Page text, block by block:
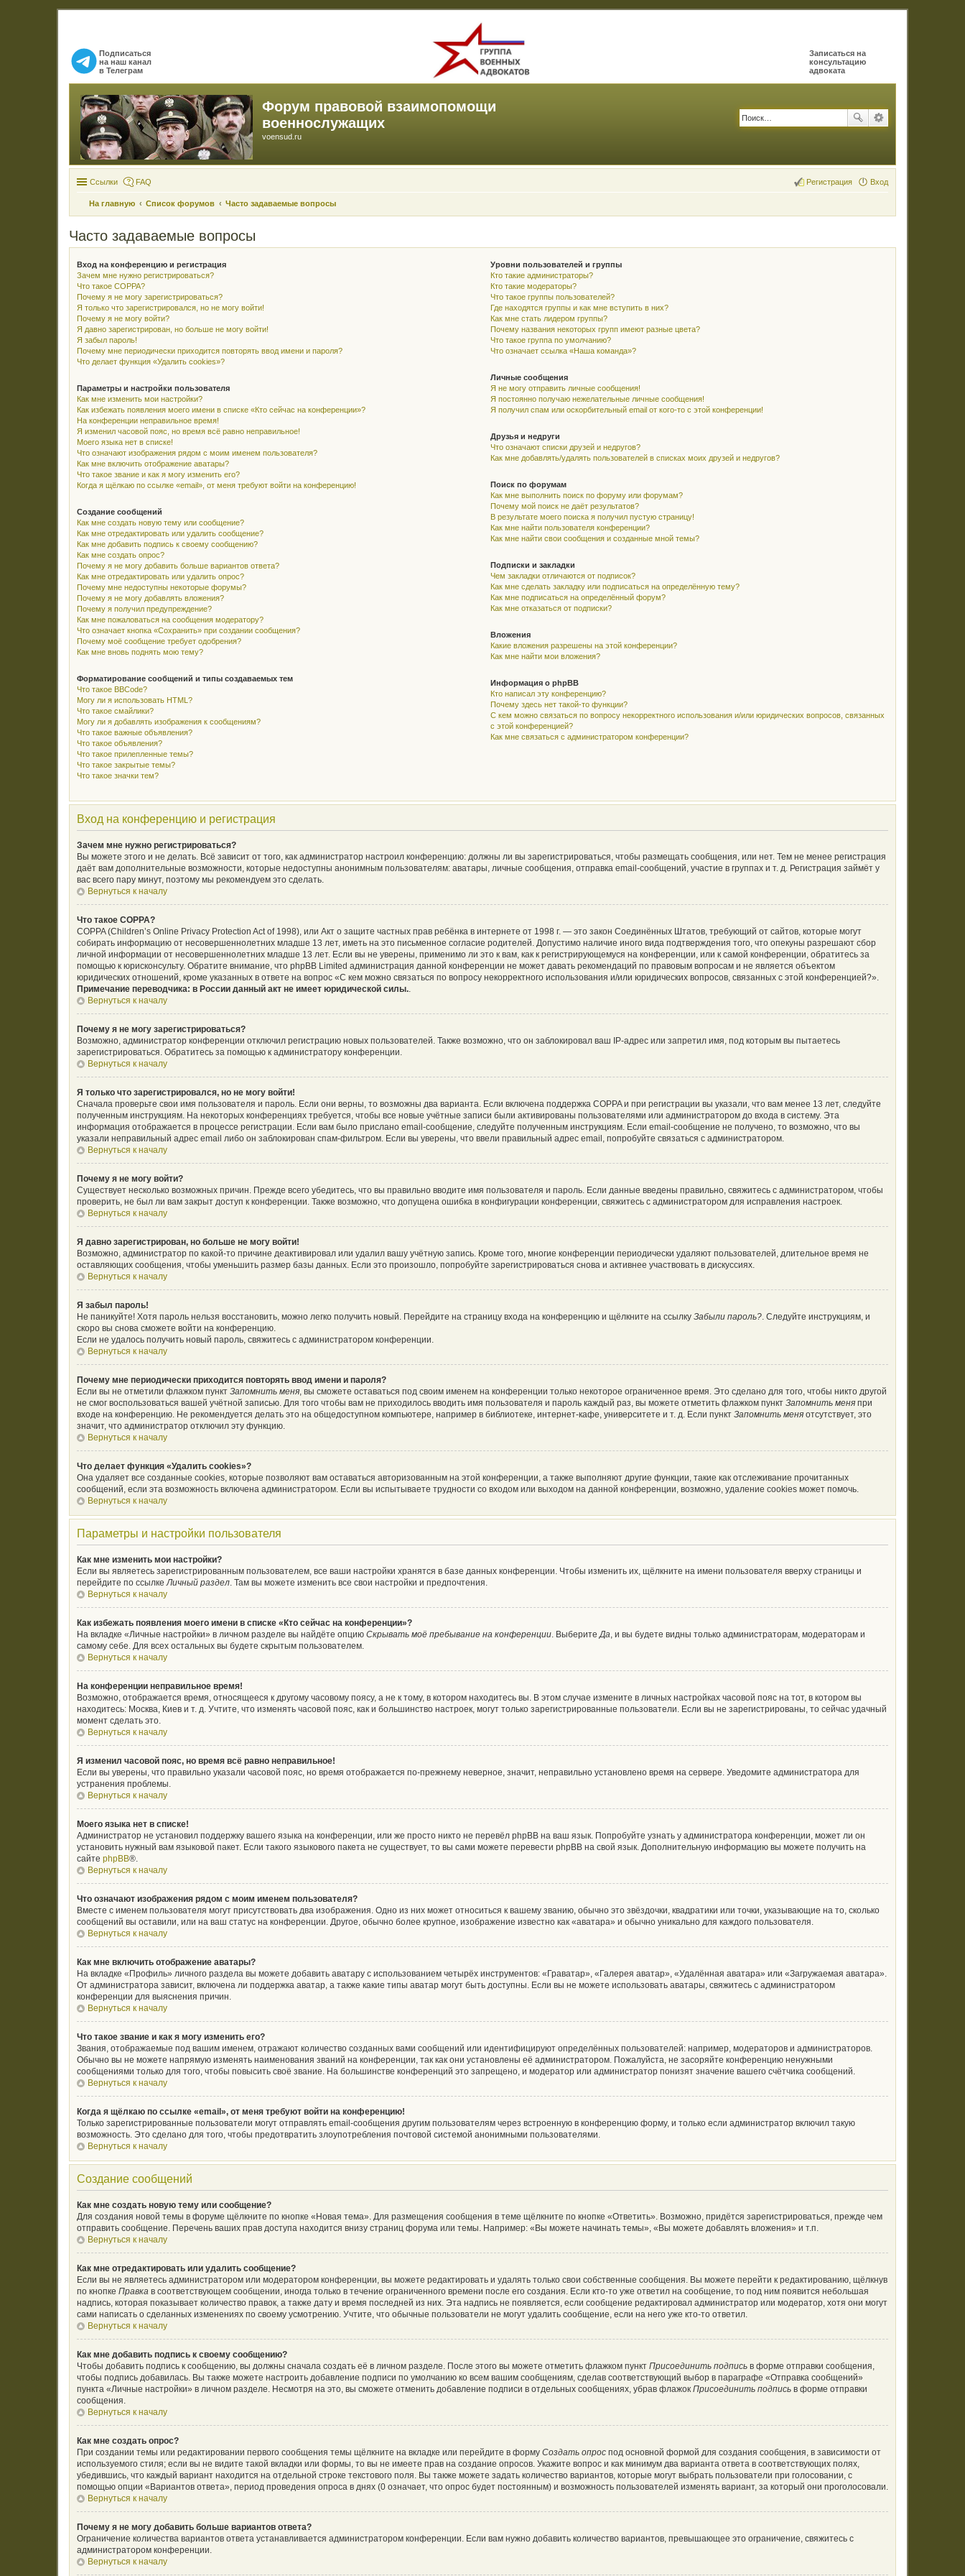
Подписаться
на наш канал
в Телеграм
Записаться на
консультацию
адвоката
Форум правовой взаимопомощи
военнослужащих
voensud.ru
Ссылки FAQ Вход
Регистрация
На главную Список форумов Часто задаваемые вопросы
Часто задаваемые вопросы
Вход на конференцию и регистрация
Зачем мне нужно регистрироваться?
Что такое COPPA?
Почему я не могу зарегистрироваться?
Я только что зарегистрировался, но не могу войти!
Почему я не могу войти?
Я давно зарегистрирован, но больше не могу войти!
Я забыл пароль!
Почему мне периодически приходится повторять ввод имени и пароля?
Что делает функция «Удалить cookies»?
Параметры и настройки пользователя
Как мне изменить мои настройки?
Как избежать появления моего имени в списке «Кто сейчас на конференции»?
На конференции неправильное время!
Я изменил часовой пояс, но время всё равно неправильное!
Моего языка нет в списке!
Что означают изображения рядом с моим именем пользователя?
Как мне включить отображение аватары?
Что такое звание и как я могу изменить его?
Когда я щёлкаю по ссылке «email», от меня требуют войти на конференцию!
Создание сообщений
Как мне создать новую тему или сообщение?
Как мне отредактировать или удалить сообщение?
Как мне добавить подпись к своему сообщению?
Как мне создать опрос?
Почему я не могу добавить больше вариантов ответа?
Как мне отредактировать или удалить опрос?
Почему мне недоступны некоторые форумы?
Почему я не могу добавлять вложения?
Почему я получил предупреждение?
Как мне пожаловаться на сообщения модератору?
Что означает кнопка «Сохранить» при создании сообщения?
Почему моё сообщение требует одобрения?
Как мне вновь поднять мою тему?
Форматирование сообщений и типы создаваемых тем
Что такое BBCode?
Могу ли я использовать HTML?
Что такое смайлики?
Могу ли я добавлять изображения к сообщениям?
Что такое важные объявления?
Что такое объявления?
Что такое прилепленные темы?
Что такое закрытые темы?
Что такое значки тем?
Уровни пользователей и группы
Кто такие администраторы?
Кто такие модераторы?
Что такое группы пользователей?
Где находятся группы и как мне вступить в них?
Как мне стать лидером группы?
Почему названия некоторых групп имеют разные цвета?
Что такое группа по умолчанию?
Что означает ссылка «Наша команда»?
Личные сообщения
Я не могу отправить личные сообщения!
Я постоянно получаю нежелательные личные сообщения!
Я получил спам или оскорбительный email от кого-то с этой конференции!
Друзья и недруги
Что означают списки друзей и недругов?
Как мне добавлять/удалять пользователей в списках моих друзей и недругов?
Поиск по форумам
Как мне выполнить поиск по форуму или форумам?
Почему мой поиск не даёт результатов?
В результате моего поиска я получил пустую страницу!
Как мне найти пользователя конференции?
Как мне найти свои сообщения и созданные мной темы?
Подписки и закладки
Чем закладки отличаются от подписок?
Как мне сделать закладку или подписаться на определённую тему?
Как мне подписаться на определённый форум?
Как мне отказаться от подписки?
Вложения
Какие вложения разрешены на этой конференции?
Как мне найти мои вложения?
Информация о phpBB
Кто написал эту конференцию?
Почему здесь нет такой-то функции?
С кем можно связаться по вопросу некорректного использования и/или юридических вопросов, связанных
с этой конференцией?
Как мне связаться с администратором конференции?
Вход на конференцию и регистрация
Зачем мне нужно регистрироваться?
Вы можете этого и не делать. Всё зависит от того, как администратор настроил конференцию: должны ли вы зарегистрироваться, чтобы размещать сообщения, или нет. Тем не менее регистрация
даёт вам дополнительные возможности, которые недоступны анонимным пользователям: аватары, личные сообщения, отправка email-сообщений, участие в группах и т. д. Регистрация займёт у
вас всего пару минут, поэтому мы рекомендуем это сделать.
Вернуться к началу
Что такое COPPA?
COPPA (Children’s Online Privacy Protection Act of 1998), или Акт о защите частных прав ребёнка в интернете от 1998 г. — это закон Соединённых Штатов, требующий от сайтов, которые могут
собирать информацию от несовершеннолетних младше 13 лет, иметь на это письменное согласие родителей. Допустимо наличие иного вида подтверждения того, что опекуны разрешают сбор
личной информации от несовершеннолетних младше 13 лет. Если вы не уверены, применимо ли это к вам, как к регистрирующемуся на конференции, или к самой конференции, обратитесь за
помощью к юрисконсульту. Обратите внимание, что phpBB Limited администрация данной конференции не может давать рекомендаций по правовым вопросам и не является объектом
юридических отношений, кроме указанных в ответе на вопрос «С кем можно связаться по вопросу некорректного использования и/или юридических вопросов, связанных с этой конференцией?».
Примечание переводчика: в России данный акт не имеет юридической силы..
Вернуться к началу
Почему я не могу зарегистрироваться?
Возможно, администратор конференции отключил регистрацию новых пользователей. Также возможно, что он заблокировал ваш IP-адрес или запретил имя, под которым вы пытаетесь
зарегистрироваться. Обратитесь за помощью к администратору конференции.
Вернуться к началу
Я только что зарегистрировался, но не могу войти!
Сначала проверьте свои имя пользователя и пароль. Если они верны, то возможны два варианта. Если включена поддержка COPPA и при регистрации вы указали, что вам менее 13 лет, следуйте
полученным инструкциям. На некоторых конференциях требуется, чтобы все новые учётные записи были активированы пользователями или администратором до входа в систему. Эта
информация отображается в процессе регистрации. Если вам было прислано email-сообщение, следуйте полученным инструкциям. Если email-сообщение не получено, то возможно, что вы
указали неправильный адрес email либо он заблокирован спам-фильтром. Если вы уверены, что ввели правильный адрес email, попробуйте связаться с администратором.
Вернуться к началу
Почему я не могу войти?
Существует несколько возможных причин. Прежде всего убедитесь, что вы правильно вводите имя пользователя и пароль. Если данные введены правильно, свяжитесь с администратором, чтобы
проверить, не был ли вам закрыт доступ к конференции. Также возможно, что допущена ошибка в конфигурации конференции, свяжитесь с администратором для исправления настроек.
Вернуться к началу
Я давно зарегистрирован, но больше не могу войти!
Возможно, администратор по какой-то причине деактивировал или удалил вашу учётную запись. Кроме того, многие конференции периодически удаляют пользователей, длительное время не
оставляющих сообщения, чтобы уменьшить размер базы данных. Если это произошло, попробуйте зарегистрироваться снова и активнее участвовать в дискуссиях.
Вернуться к началу
Я забыл пароль!
Не паникуйте! Хотя пароль нельзя восстановить, можно легко получить новый. Перейдите на страницу входа на конференцию и щёлкните на ссылку Забыли пароль?. Следуйте инструкциям, и
скоро вы снова сможете войти на конференцию.
Если не удалось получить новый пароль, свяжитесь с администратором конференции.
Вернуться к началу
Почему мне периодически приходится повторять ввод имени и пароля?
Если вы не отметили флажком пункт Запомнить меня, вы сможете оставаться под своим именем на конференции только некоторое ограниченное время. Это сделано для того, чтобы никто другой
не смог воспользоваться вашей учётной записью. Для того чтобы вам не приходилось вводить имя пользователя и пароль каждый раз, вы можете отметить флажком пункт Запомнить меня при
входе на конференцию. Не рекомендуется делать это на общедоступном компьютере, например в библиотеке, интернет-кафе, университете и т. д. Если пункт Запомнить меня отсутствует, это
значит, что администратор отключил эту функцию.
Вернуться к началу
Что делает функция «Удалить cookies»?
Она удаляет все созданные cookies, которые позволяют вам оставаться авторизованным на этой конференции, а также выполняют другие функции, такие как отслеживание прочитанных
сообщений, если эта возможность включена администратором. Если вы испытываете трудности со входом или выходом на данной конференции, возможно, удаление cookies может помочь.
Вернуться к началу
Параметры и настройки пользователя
Как мне изменить мои настройки?
Если вы являетесь зарегистрированным пользователем, все ваши настройки хранятся в базе данных конференции. Чтобы изменить их, щёлкните на имени пользователя вверху страницы и
перейдите по ссылкеЛичный раздел. Там вы можете изменить все свои настройки и предпочтения.
Вернуться к началу
Как избежать появления моего имени в списке «Кто сейчас на конференции»?
На вкладке «Личные настройки» в личном разделе вы найдёте опцию Скрывать моё пребывание на конференции. ВыберитеДа, и вы будете видны только администраторам, модераторам и
самому себе. Для всех остальных вы будете скрытым пользователем.
Вернуться к началу
На конференции неправильное время!
Возможно, отображается время, относящееся к другому часовому поясу, а не к тому, в котором находитесь вы. В этом случае измените в личных настройках часовой пояс на тот, в котором вы
находитесь: Москва, Киев и т. д. Учтите, что изменять часовой пояс, как и большинство настроек, могут только зарегистрированные пользователи. Если вы не зарегистрированы, то сейчас удачный
момент сделать это.
Вернуться к началу
Я изменил часовой пояс, но время всё равно неправильное!
Если вы уверены, что правильно указали часовой пояс, но время отображается по-прежнему неверное, значит, неправильно установлено время на сервере. Уведомите администратора для
устранения проблемы.
Вернуться к началу
Моего языка нет в списке!
Администратор не установил поддержку вашего языка на конференции, или же просто никто не перевёл phpBB на ваш язык. Попробуйте узнать у администратора конференции, может ли он
установить нужный вам языковой пакет. Если такого языкового пакета не существует, то вы сами можете перевести phpBB на свой язык. Дополнительную информацию вы можете получить на
сайте phpBB®.
Вернуться к началу
Что означают изображения рядом с моим именем пользователя?
Вместе с именем пользователя могут присутствовать два изображения. Одно из них может относиться к вашему званию, обычно это звёздочки, квадратики или точки, указывающие на то, сколько
сообщений вы оставили, или на ваш статус на конференции. Другое, обычно более крупное, изображение известно как «аватара» и обычно уникально для каждого пользователя.
Вернуться к началу
Как мне включить отображение аватары?
На вкладке «Профиль» личного раздела вы можете добавить аватару с использованием четырёх инструментов: «Граватар», «Галерея аватар», «Удалённая аватара» или «Загружаемая аватара».
От администратора зависит, включена ли поддержка аватар, а также какие типы аватар могут быть доступны. Если вы не можете использовать аватары, свяжитесь с администратором
конференции для выяснения причин.
Вернуться к началу
Что такое звание и как я могу изменить его?
Звания, отображаемые под вашим именем, отражают количество созданных вами сообщений или идентифицируют определённых пользователей: например, модераторов и администраторов.
Обычно вы не можете напрямую изменять наименования званий на конференции, так как они установлены её администратором. Пожалуйста, не засоряйте конференцию ненужными
сообщениями только для того, чтобы повысить своё звание. На большинстве конференций это запрещено, и модератор или администратор понизят значение вашего счётчика сообщений.
Вернуться к началу
Когда я щёлкаю по ссылке «email», от меня требуют войти на конференцию!
Только зарегистрированные пользователи могут отправлять email-сообщения другим пользователям через встроенную в конференцию форму, и только если администратор включил такую
возможность. Это сделано для того, чтобы предотвратить злоупотребления почтовой системой анонимными пользователями.
Вернуться к началу
Создание сообщений
Как мне создать новую тему или сообщение?
Для создания новой темы в форуме щёлкните по кнопке «Новая тема». Для размещения сообщения в теме щёлкните по кнопке «Ответить». Возможно, придётся зарегистрироваться, прежде чем
отправить сообщение. Перечень ваших прав доступа находится внизу страниц форума или темы. Например: «Вы можете начинать темы», «Вы можете добавлять вложения» и т.п.
Вернуться к началу
Как мне отредактировать или удалить сообщение?
Если вы не являетесь администратором или модератором конференции, вы можете редактировать и удалять только свои собственные сообщения. Вы можете перейти к редактированию, щёлкнув
по кнопке Правка в соответствующем сообщении, иногда только в течение ограниченного времени после его создания. Если кто-то уже ответил на сообщение, то под ним появится небольшая
надпись, которая показывает количество правок, а также дату и время последней из них. Эта надпись не появляется, если сообщение редактировал администратор или модератор, хотя они могут
сами написать о сделанных изменениях по своему усмотрению. Учтите, что обычные пользователи не могут удалить сообщение, если на него уже кто-то ответил.
Вернуться к началу
Как мне добавить подпись к своему сообщению?
Чтобы добавить подпись к сообщению, вы должны сначала создать её в личном разделе. После этого вы можете отметить флажком пункт Присоединить подпись в форме отправки сообщения,
чтобы подпись добавилась. Вы также можете настроить добавление подписи по умолчанию ко всем вашим сообщениям, сделав соответствующий выбор в параграфе «Отправка сообщений»
пункта «Личные настройки» в личном разделе. Несмотря на это, вы сможете отменить добавление подписи в отдельных сообщениях, убрав флажок Присоединить подпись в форме отправки
сообщения.
Вернуться к началу
Как мне создать опрос?
При создании темы или редактировании первого сообщения темы щёлкните на вкладке или перейдите в форму Создать опрос под основной формой для создания сообщения, в зависимости от
используемого стиля; если вы не видите такой вкладки или формы, то вы не имеете прав на создание опросов. Укажите вопрос и как минимум два варианта ответа в соответствующих полях,
убедившись, что каждый вариант находится на отдельной строке текстового поля. Вы также можете задать количество вариантов, которые могут выбрать пользователи при голосовании, с
помощью опции «Вариантов ответа», период проведения опроса в днях (0 означает, что опрос будет постоянным) и возможность пользователей изменять вариант, за который они проголосовали.
Вернуться к началу
Почему я не могу добавить больше вариантов ответа?
Ограничение количества вариантов ответа устанавливается администратором конференции. Если вам нужно добавить количество вариантов, превышающее это ограничение, свяжитесь с
администратором конференции.
Вернуться к началу